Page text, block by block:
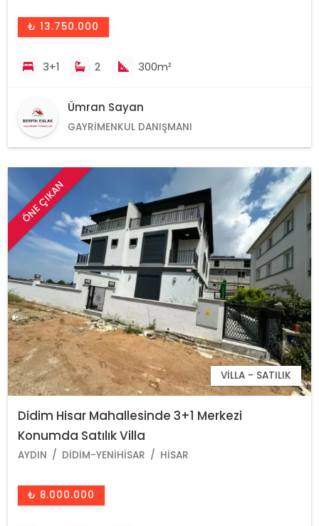
₺ 13.750.000
3+1 2 300m²
Ümran Sayan
GAYRIMENKUL DANIŞMANI
ÖNE ÇIKAN
VILLA - SATILIK
Didim Hisar Mahallesinde 3+1 Merkezi
Konumda Satılık Villa
AYDIN DIDIM-YENIHISAR HISAR
₺ 8.000.000